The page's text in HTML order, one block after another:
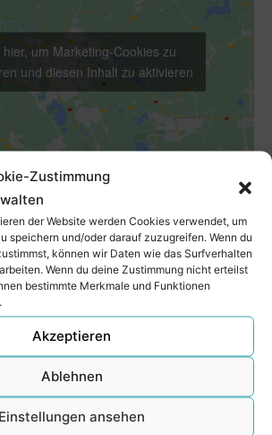
Zustimmung
der Website werden Cookies verwendet, um
speichern und/oder darauf zuzugreifen. Wenn du
können wir Daten wie das Surfverhalten
Wenn du deine Zustimmung nicht erteilst
bestimmte Merkmale und Funktionen
Akzeptieren
Ablehnen
Einstellungen ansehen
Karte anzeigen
hier, um Marketing-Cookies zu
und diesen Inhalt zu aktivieren
Konzert-Lesung mit Stefanie Oeding & Live Band